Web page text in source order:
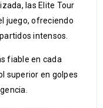
las Elite Tour
juego, ofreciendo
intensos.
fiable en cada
superior en golpes